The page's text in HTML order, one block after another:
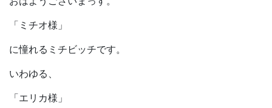
「ミチオ様」
に憧れるミチビッチです。
いわゆる、
「エリカ様」